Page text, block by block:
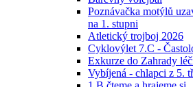
Poznávačka motýlů
na 1. stupni
Atletický trojboj 2026
Cyklovýlet 7.C -
Exkurze do Zahrady
Vybíjená - chlapci z 5.